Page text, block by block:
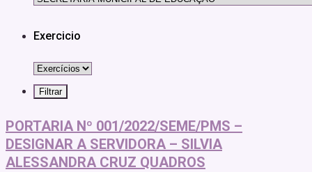
Exercicio
PORTARIA Nº 001/2022/SEME/PMS –
DESIGNAR A SERVIDORA – SILVIA
ALESSANDRA CRUZ QUADROS